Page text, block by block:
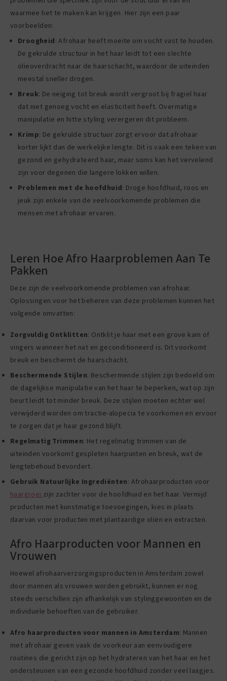
waarmee het te maken kan krijgen. Hier zijn een paar
voorbeelden:
Droogheid: Afrohaar heeft moeite om vocht vast te houden.
De gekrulde structuur in het haar leidt tot een slechte
olieoverdracht naar de haarschacht, waardoor de uiteinden
meestal sneller drogen.
Breuk: De neiging tot breuk wordt vergroot bij fragiel haar
dat niet genoeg vocht en elasticiteit heeft. Overmatige
manipulatie en hitte styling verergeren dit probleem.
Krimp: De gekrulde structuur zorgt ervoor dat afrohaar
korter lijkt dan de werkelijke lengte. Dit is vaak een teken van
gezond en gehydrateerd haar, maar soms kan het vervelend
zijn voor degenen die langere lokken willen.
Problemen met de hoofdhuid: Droge hoofdhuid, roos en
jeuk zijn enkele van de veelvoorkomende problemen die
mensen met afrohaar ervaren.
Leren Hoe Afro Haarproblemen Aan Te
Pakken
Deze zijn de veelvoorkomende problemen van afrohaar.
Oplossingen voor het beheren van deze problemen kunnen het
volgende omvatten:
Zorgvuldig Ontklitten: Ontklit je haar met een grove kam of
vingers wanneer het nat en geconditioneerd is. Dit voorkomt
breuk en beschermt de haarschacht.
Beschermende Stijlen: Beschermende stijlen zijn bedoeld om
de dagelijkse manipulatie van het haar te beperken, wat op zijn
beurt leidt tot minder breuk. Deze stijlen moeten echter wel
verwijderd worden om tractie-alopecia te voorkomen en ervoor
te zorgen dat je haar gezond blijft.
Regelmatig Trimmen: Het regelmatig trimmen van de
uiteinden voorkomt gespleten haarpunten en breuk, wat de
lengtebehoud bevordert.
Gebruik Natuurlijke Ingrediënten: Afrohaarproducten voor
haargroeizijn zachter voor de hoofdhuid en het haar. Vermijd
producten met kunstmatige toevoegingen, kies in plaats
daarvan voor producten met plantaardige oliën en extracten.
Afro Haarproducten voor Mannen en
Vrouwen
Hoewel afrohaarverzorgingsproducten in Amsterdam zowel
door mannen als vrouwen worden gebruikt, kunnen er nog
steeds verschillen zijn afhankelijk van stylinggewoonten en de
individuele behoeften van de gebruiker.
Afro haarproducten voor mannen in Amsterdam: Mannen
met afrohaar geven vaak de voorkeur aan eenvoudigere
routines die gericht zijn op het hydrateren van het haar en het
ondersteunen van een gezonde hoofdhuid zonder veel laagjes.